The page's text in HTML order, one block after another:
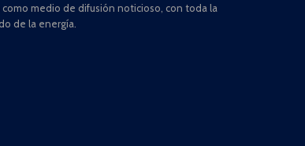
medio de difusión noticioso, con toda la
de la energía.